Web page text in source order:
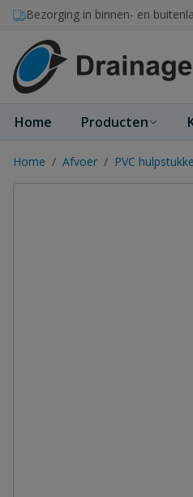
Ga naar de inhoud
Bezorging in binnen- en
Home Producten
Home / Afvoer / PVC